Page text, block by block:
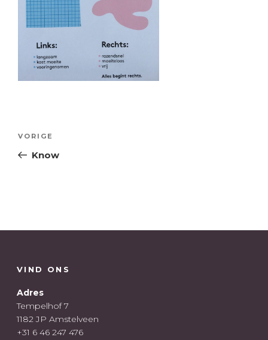
Vorig
bericht
VORIGE
Know
VIND ONS
Adres
Tempelhof 7
1182 JP Amstelveen
+31 6 46 247 476